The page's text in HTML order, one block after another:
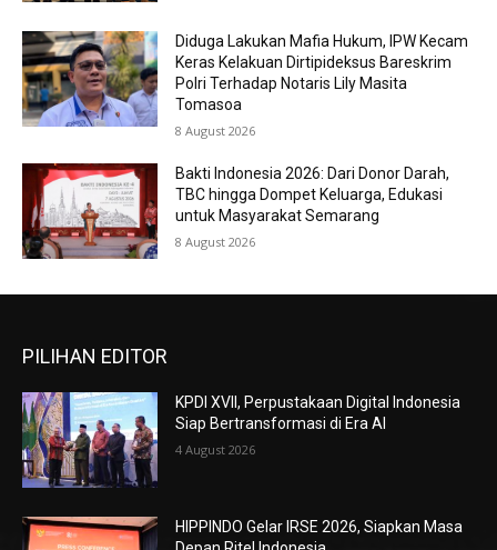
Diduga Lakukan Mafia Hukum, IPW Kecam
Keras Kelakuan Dirtipideksus Bareskrim
Polri Terhadap Notaris Lily Masita
Tomasoa
8 August 2026
Bakti Indonesia 2026: Dari Donor Darah,
TBC hingga Dompet Keluarga, Edukasi
untuk Masyarakat Semarang
8 August 2026
PILIHAN EDITOR
KPDI XVII, Perpustakaan Digital Indonesia
Siap Bertransformasi di Era AI
4 August 2026
HIPPINDO Gelar IRSE 2026, Siapkan Masa